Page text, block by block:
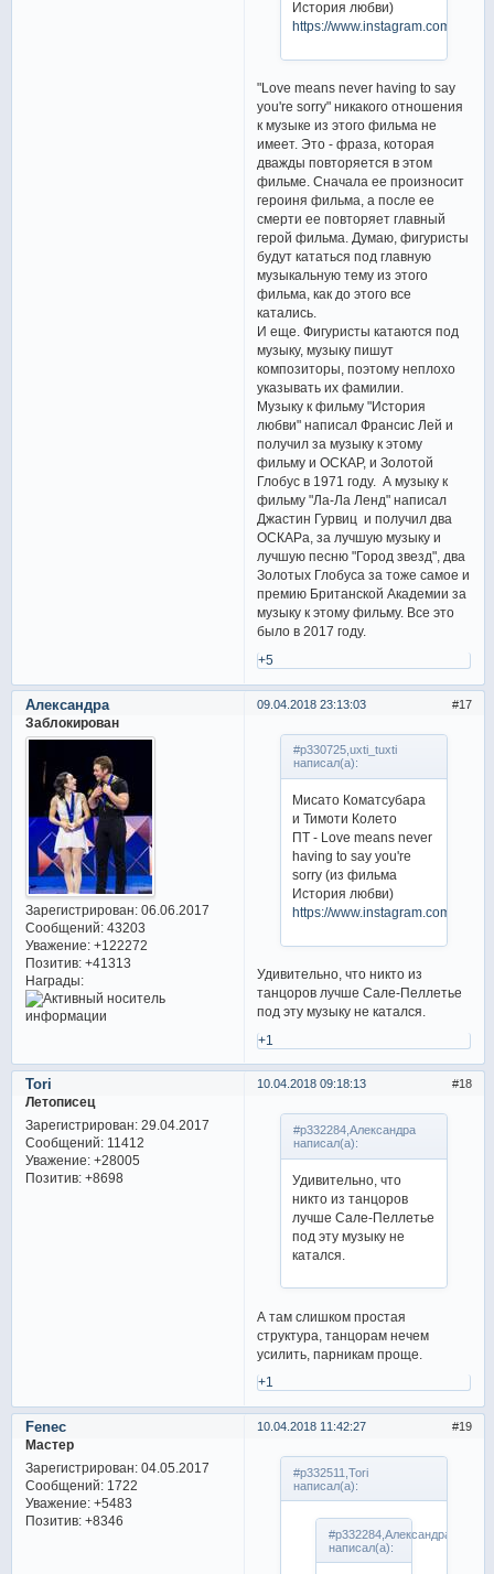
История любви)
https://www.instagram.com/p/
"Love means never having to say
you're sorry" никакого отношения
к музыке из этого фильма не
имеет. Это - фраза, которая
дважды повторяется в этом
фильме. Сначала ее произносит
героиня фильма, а после ее
смерти ее повторяет главный
герой фильма. Думаю, фигуристы
будут кататься под главную
музыкальную тему из этого
фильма, как до этого все
катались.
И еще. Фигуристы катаются под
музыку, музыку пишут
композиторы, поэтому неплохо
указывать их фамилии.
Музыку к фильму "История
любви" написал Франсис Лей и
получил за музыку к этому
фильму и ОСКАР, и Золотой
Глобус в 1971 году. А музыку к
фильму "Ла-Ла Ленд" написал
Джастин Гурвиц и получил два
ОСКАРа, за лучшую музыку и
лучшую песню "Город звезд", два
Золотых Глобуса за тоже самое и
премию Британской Академии за
музыку к этому фильму. Все это
было в 2017 году.
+5
17
09.04.2018 23:13:03
Александра
Заблокирован
Зарегистрирован: 06.06.2017
Сообщений:43203
Уважение: +122272
Позитив: +41313
Награды:
#p330725,uxti_tuxti
написал(а):
Мисато Коматсубара
и Тимоти Колето
ПТ - Love means never
having to say you're
sorry (из фильма
История любви)
https://www.instagram.com/p/
Удивительно, что никто из
танцоров лучше Сале-Пеллетье
под эту музыку не катался.
+1
18
10.04.2018 09:18:13
Tori
Летописец
Зарегистрирован: 29.04.2017
Сообщений:11412
Уважение: +28005
Позитив: +8698
#p332284,Александра
написал(а):
Удивительно, что
никто из танцоров
лучше Сале-Пеллетье
под эту музыку не
катался.
А там слишком простая
структура, танцорам нечем
усилить, парникам проще.
+1
19
10.04.2018 11:42:27
Fenec
Мастер
Зарегистрирован: 04.05.2017
Сообщений:1722
Уважение: +5483
Позитив: +8346
#p332511,Tori
написал(а):
#p332284,Александра
написал(а):